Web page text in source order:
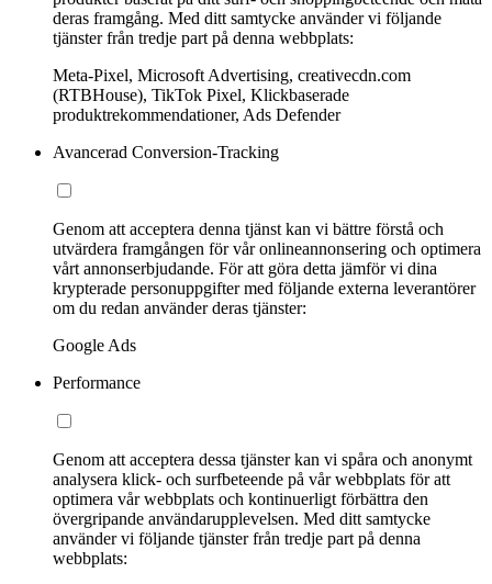
deras framgång. Med ditt samtycke använder vi följande
tjänster från tredje part på denna webbplats:
Meta-Pixel, Microsoft Advertising, creativecdn.com
(RTBHouse), TikTok Pixel, Klickbaserade
produktrekommendationer, Ads Defender
Avancerad Conversion-Tracking
Genom att acceptera denna tjänst kan vi bättre förstå och
utvärdera framgången för vår onlineannonsering och optimera
vårt annonserbjudande. För att göra detta jämför vi dina
krypterade personuppgifter med följande externa leverantörer
om du redan använder deras tjänster:
Google Ads
Performance
Genom att acceptera dessa tjänster kan vi spåra och anonymt
analysera klick- och surfbeteende på vår webbplats för att
optimera vår webbplats och kontinuerligt förbättra den
övergripande användarupplevelsen. Med ditt samtycke
använder vi följande tjänster från tredje part på denna
webbplats: